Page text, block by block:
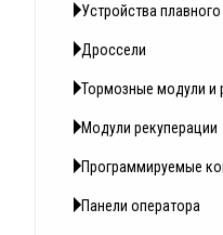
Устройства
Дроссели
Тормозные модули и
Модули рекуперации
Программируемые
Панели оператора